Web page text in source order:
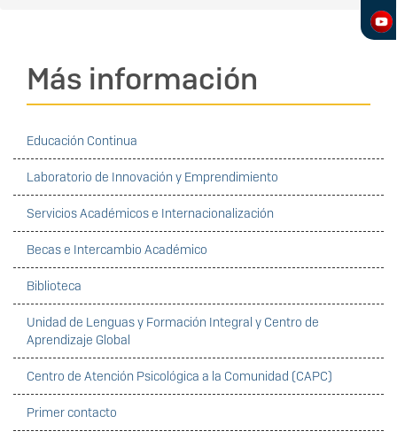
Más información
Educación Continua
Laboratorio de Innovación y Emprendimiento
Servicios Académicos e Internacionalización
Becas e Intercambio Académico
Biblioteca
Unidad de Lenguas y Formación Integral y Centro de
Aprendizaje Global
Centro de Atención Psicológica a la Comunidad (CAPC)
Primer contacto